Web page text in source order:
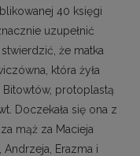
40 księgi
uzupełnić
że matka
która żyła
Bitowtów, protoplastą
Doczekała się ona z
mąż za Macieja
Andrzeja, Erazma i